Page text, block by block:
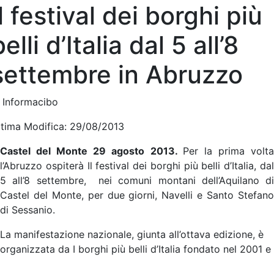
festival dei borghi più
d’Italia dal 5 all’8
in Abruzzo
Modifica: 29/08/2013
Castel del Monte 29 agosto 2013. Per la prima volta
l’Abruzzo ospiterà Il festival dei borghi più belli d’Italia, dal
5 all’8 settembre, nei comuni montani dell’Aquilano di
Castel del Monte, per due giorni, Navelli e Santo Stefano
di Sessanio.
La manifestazione nazionale, giunta all’ottava edizione, è
organizzata da I borghi più belli d’Italia fondato nel 2001 e